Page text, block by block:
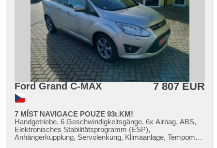
Ford Grand C-MAX 7 807 EUR
7 MÍST NAVIGACE POUZE 93t.KM!
Handgetriebe, 6 Geschwindigkeitsgänge, 6x Airbag, ABS,
Elektronisches Stabilitätsprogramm (ESP),
Anhängerkupplung, Servolenkung, Klimaanlage, Tempomat,